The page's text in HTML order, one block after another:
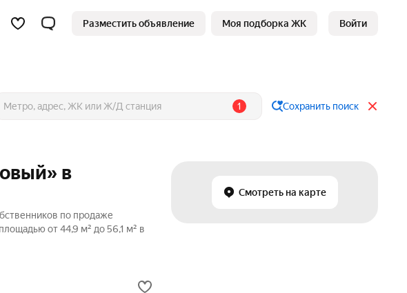
Разместить объявление Моя подборка ЖК Войти
1 Сохранить поиск
Смотреть на карте
в
по продаже
от 44,9 м² до 56,1 м² в